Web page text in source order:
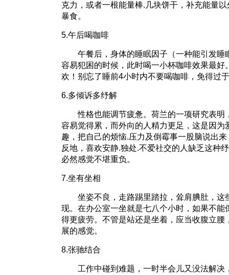
克力，或者一根能量棒.几块饼干，补充能量
暴食。
5.午后喝咖啡
午餐后，身体的睡眠因子（一种能引发睡
容易犯困的时候，此时喝一小杯咖啡效果最好
欢！别忘了睡前4小时内不要喝咖啡，免得过
6.多倾诉多纾解
性格也能调节疲惫。荷兰的一项研究表明
容易觉得累，而外向的人精力更足，这是因为
趣，把自己的烦恼.压力及倒霉事一股脑说出
反地，喜欢安静.独处.不爱社交的人缺乏这种
必然感觉不堪重负。
7.坐有坐相
坐姿不良，走路踢里踏拉，耸肩腆肚，这
现。在办公室一坐就是七八个小时，如果不能
得更疲劳。不管是站还是坐着，应当收腹立腰
展的感觉。
8.张驰结合
工作中碰到难题，一时半会儿又没法解决